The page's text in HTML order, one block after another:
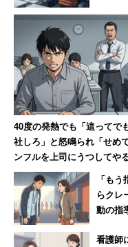
40度の発熱でも「這ってで
社しろ」と怒鳴られ「せめ
ンフルを上司にうつしてや
と思った男性 数年後その
は「潰された」【後編】
「も
らクレ
動の指
看護師